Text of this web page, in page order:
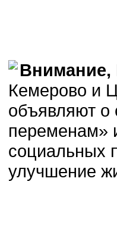
Кемерово и
объявляют о
переменам»
социальных
улучшение